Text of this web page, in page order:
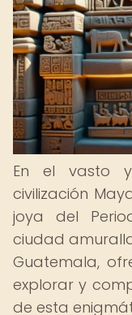
En el vasto
civilización
joya del
ciudad
Guatemala,
explorar y
de esta